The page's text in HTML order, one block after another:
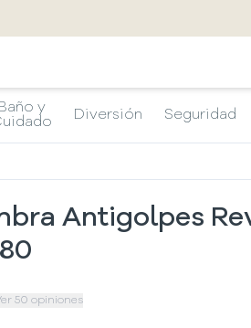
Baño y
Diversión Seguridad
Antigolpes
50 opiniones